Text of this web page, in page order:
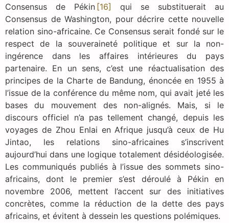
Consensus de Pékin [16]
qui se substituerait au
Consensus de Washington, pour décrire cette nouvelle
relation sino-africaine. Ce Consensus serait fondé sur le
respect de la souveraineté politique et sur la non-
ingérence dans les affaires intérieures du pays
partenaire. En un sens, c’est une réactualisation des
principes de la Charte de Bandung, énoncée en 1955 à
l’issue de la conférence du même nom, qui avait jeté les
bases du mouvement des non-alignés. Mais, si le
discours officiel n’a pas tellement changé, depuis les
voyages de Zhou Enlai en Afrique jusqu’à ceux de Hu
Jintao, les relations sino-africaines s’inscrivent
aujourd’hui dans une logique totalement désidéologisée.
Les communiqués publiés à l’issue des sommets sino-
africains, dont le premier s’est déroulé à Pékin en
novembre 2006, mettent l’accent sur des initiatives
concrètes, comme la réduction de la dette des pays
africains, et évitent à dessein les questions polémiques.